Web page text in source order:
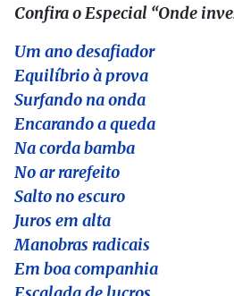
Confira o Especial “Onde
Um ano desafiador
Equilíbrio à prova
Surfando na onda
Encarando a queda
Na corda bamba
No ar rarefeito
Salto no escuro
Juros em alta
Manobras radicais
Em boa companhia